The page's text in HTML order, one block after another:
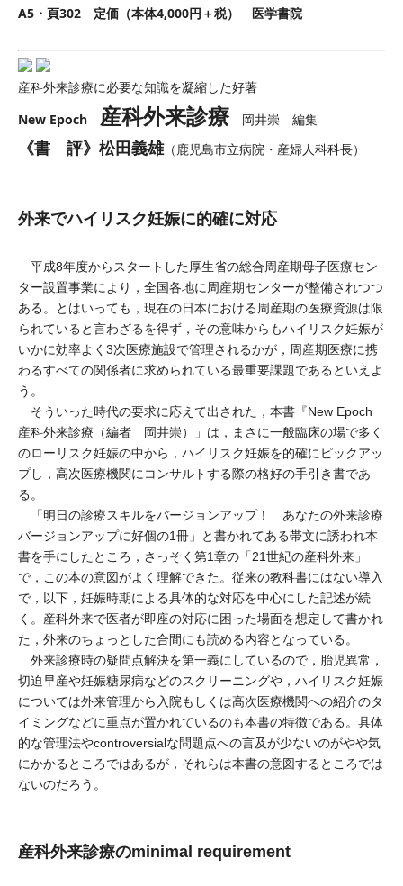
A5・頁302 定価（本体4,000円＋税） 医学書院
産科外来診療に必要な知識を凝縮した好著
New Epoch 産科外来診療岡井崇 編集
《書 評》松田義雄（鹿児島市立病院・産婦人科科長）
外来でハイリスク妊娠に的確に対応
平成8年度からスタートした厚生省の総合周産期母子医療セン
ター設置事業により，全国各地に周産期センターが整備されつつ
ある。とはいっても，現在の日本における周産期の医療資源は限
られていると言わざるを得ず，その意味からもハイリスク妊娠が
いかに効率よく3次医療施設で管理されるかが，周産期医療に携
わるすべての関係者に求められている最重要課題であるといえよ
う。
そういった時代の要求に応えて出された，本書『New Epoch
産科外来診療（編者 岡井崇）」は，まさに一般臨床の場で多く
のローリスク妊娠の中から，ハイリスク妊娠を的確にピックアッ
プし，高次医療機関にコンサルトする際の格好の手引き書であ
る。
「明日の診療スキルをバージョンアップ！ あなたの外来診療
バージョンアップに好個の1冊」と書かれてある帯文に誘われ本
書を手にしたところ，さっそく第1章の「21世紀の産科外来」
で，この本の意図がよく理解できた。従来の教科書にはない導入
で，以下，妊娠時期による具体的な対応を中心にした記述が続
く。産科外来で医者が即座の対応に困った場面を想定して書かれ
た，外来のちょっとした合間にも読める内容となっている。
外来診療時の疑問点解決を第一義にしているので，胎児異常，
切迫早産や妊娠糖尿病などのスクリーニングや，ハイリスク妊娠
については外来管理から入院もしくは高次医療機関への紹介のタ
イミングなどに重点が置かれているのも本書の特徴である。具体
的な管理法やcontroversialな問題点への言及が少ないのがやや気
にかかるところではあるが，それらは本書の意図するところでは
ないのだろう。
産科外来診療のminimal requirement